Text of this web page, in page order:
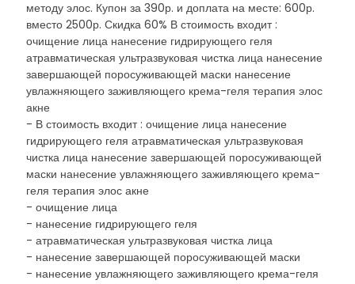
методу элос. Купон за 390р. и доплата на месте: 600р.
вместо 2500р. Скидка 60% В стоимость входит :
очищение лица нанесение гидрирующего геля
атравматическая ультразвуковая чистка лица нанесение
завершающей поросуживающей маски нанесение
увлажняющего заживляющего крема-геля терапия элос
акне
- В стоимость входит : очищение лица нанесение
гидрирующего геля атравматическая ультразвуковая
чистка лица нанесение завершающей поросуживающей
маски нанесение увлажняющего заживляющего крема-
геля терапия элос акне
- очищение лица
- нанесение гидрирующего геля
- атравматическая ультразвуковая чистка лица
- нанесение завершающей поросуживающей маски
- нанесение увлажняющего заживляющего крема-геля